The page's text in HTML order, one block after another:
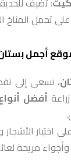
تحمل المناخ
أجمل
، نسعى إلى
أفضل
الأشجار
مريحة